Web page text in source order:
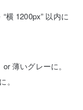
横 1200px” 以内に
薄いグレーに。
。